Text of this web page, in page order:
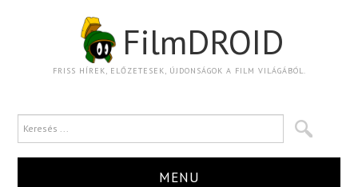
FilmDROID
FRISS HÍREK, ELŐZETESEK, ÚJDONSÁGOK A FILM VILÁGÁBÓL.
MENU